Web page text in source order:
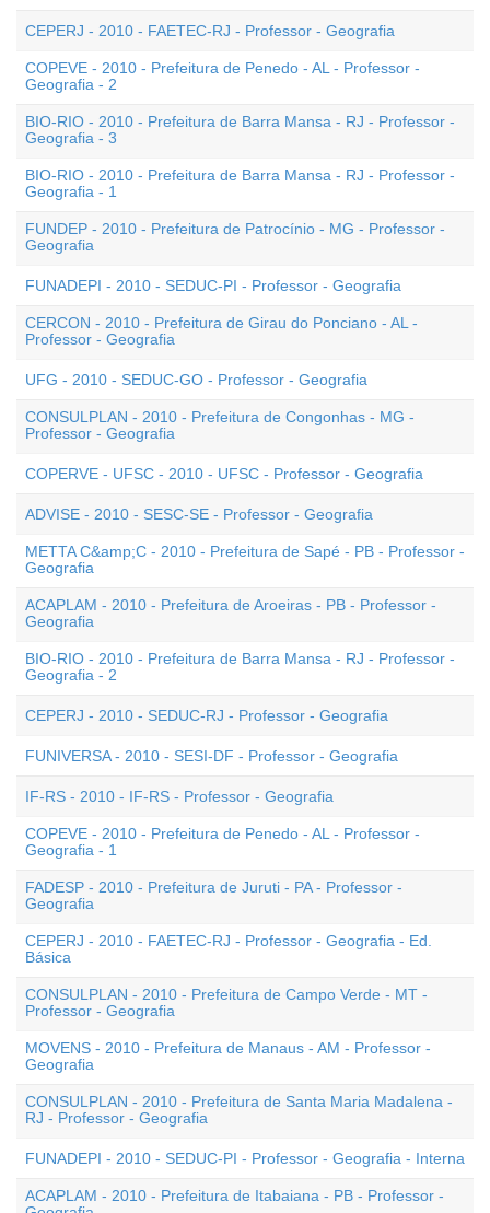
CEPERJ - 2010 - FAETEC-RJ - Professor - Geografia
COPEVE - 2010 - Prefeitura de Penedo - AL - Professor -
Geografia - 2
BIO-RIO - 2010 - Prefeitura de Barra Mansa - RJ - Professor -
Geografia - 3
BIO-RIO - 2010 - Prefeitura de Barra Mansa - RJ - Professor -
Geografia - 1
FUNDEP - 2010 - Prefeitura de Patrocínio - MG - Professor -
Geografia
FUNADEPI - 2010 - SEDUC-PI - Professor - Geografia
CERCON - 2010 - Prefeitura de Girau do Ponciano - AL -
Professor - Geografia
UFG - 2010 - SEDUC-GO - Professor - Geografia
CONSULPLAN - 2010 - Prefeitura de Congonhas - MG -
Professor - Geografia
COPERVE - UFSC - 2010 - UFSC - Professor - Geografia
ADVISE - 2010 - SESC-SE - Professor - Geografia
METTA C&amp;C - 2010 - Prefeitura de Sapé - PB - Professor -
Geografia
ACAPLAM - 2010 - Prefeitura de Aroeiras - PB - Professor -
Geografia
BIO-RIO - 2010 - Prefeitura de Barra Mansa - RJ - Professor -
Geografia - 2
CEPERJ - 2010 - SEDUC-RJ - Professor - Geografia
FUNIVERSA - 2010 - SESI-DF - Professor - Geografia
IF-RS - 2010 - IF-RS - Professor - Geografia
COPEVE - 2010 - Prefeitura de Penedo - AL - Professor -
Geografia - 1
FADESP - 2010 - Prefeitura de Juruti - PA - Professor -
Geografia
CEPERJ - 2010 - FAETEC-RJ - Professor - Geografia - Ed.
Básica
CONSULPLAN - 2010 - Prefeitura de Campo Verde - MT -
Professor - Geografia
MOVENS - 2010 - Prefeitura de Manaus - AM - Professor -
Geografia
CONSULPLAN - 2010 - Prefeitura de Santa Maria Madalena -
RJ - Professor - Geografia
FUNADEPI - 2010 - SEDUC-PI - Professor - Geografia - Interna
ACAPLAM - 2010 - Prefeitura de Itabaiana - PB - Professor -